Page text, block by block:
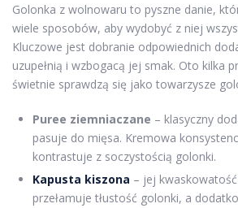
Golonka z wolnowaru to pyszne danie,
wiele sposobów, aby wydobyć z niej
Kluczowe jest dobranie odpowiednich
uzupełnią i wzbogacą jej smak. Oto kilka
świetnie sprawdzą się jako towarzysze
Puree ziemniaczane – klasyczny
pasuje do mięsa. Kremowa
kontrastuje z soczystością golonki.
Kapusta kiszona – jej
przełamuje tłustość golonki, a